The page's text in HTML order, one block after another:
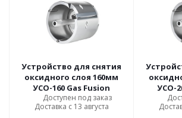
Устройство для снятия
оксидного слоя 160мм
УСО-160 Gas Fusion
Доступен под заказ
Доставка с 13 августа
УСО-